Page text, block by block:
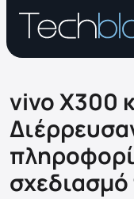
vivo X300